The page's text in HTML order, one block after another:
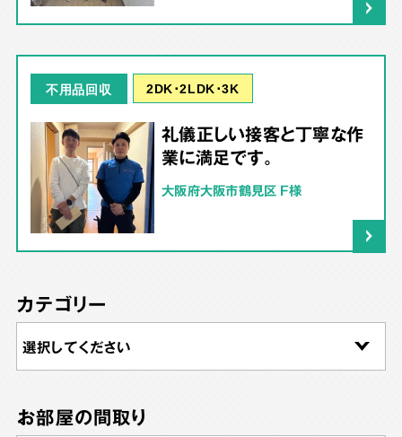
不用品回収 2DK･2LDK･3K
礼儀正しい接客と丁寧な作
業に満足です。
大阪府大阪市鶴見区 F様
カテゴリー
お部屋の間取り